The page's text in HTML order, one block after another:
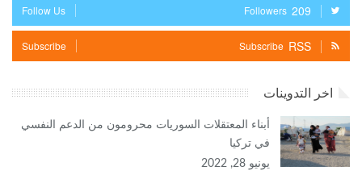
209
Followers
Follow Us
RSS
Subscribe
Subscribe
اخر التدوينات
أبناء المعتقلات السوريات محرومون من الدعم النفسي
في تركيا
يونيو 28, 2022